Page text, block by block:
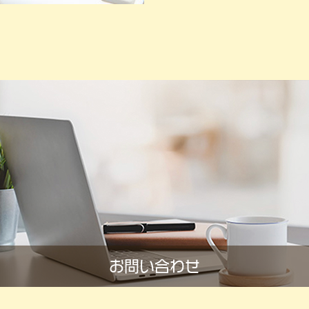
お問い合わせ